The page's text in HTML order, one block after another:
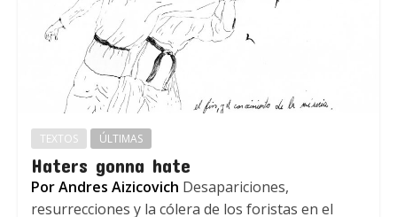
TEXTOS ÚLTIMAS
Haters gonna hate
Por Andres Aizicovich Desapariciones,
resurrecciones y la cólera de los foristas en el